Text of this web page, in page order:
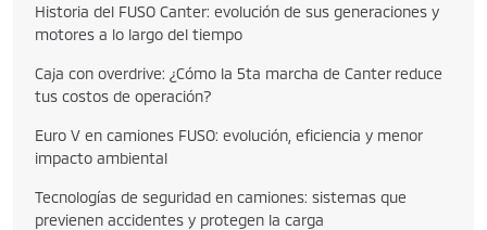
Historia del FUSO Canter: evolución de sus generaciones y
motores a lo largo del tiempo
Caja con overdrive: ¿Cómo la 5ta marcha de Canter reduce
tus costos de operación?
Euro V en camiones FUSO: evolución, eficiencia y menor
impacto ambiental
Tecnologías de seguridad en camiones: sistemas que
previenen accidentes y protegen la carga